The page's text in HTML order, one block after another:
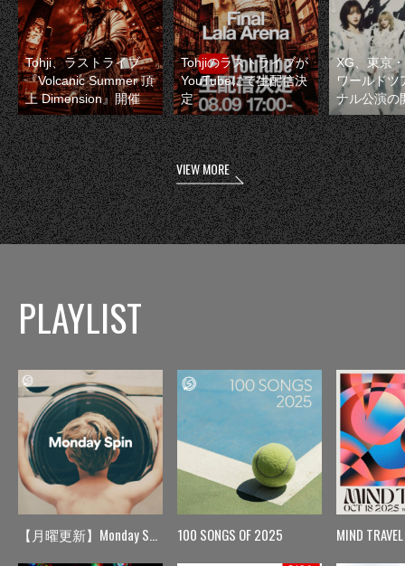
Tohji、ラストライブ
『Volcanic Summer 頂
上 Dimension』開催
Tohjiのラストライブが
YouTubeにて生配信決
定
XG、東京
ワールドツ
ナル公演の
VIEW MORE
PLAYLIST
【月曜更新】Monday Spin 100 SONGS OF 2025 MIND TRAVEL